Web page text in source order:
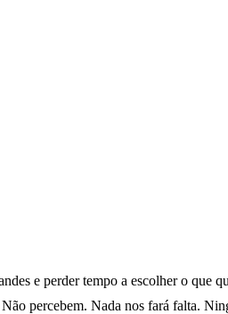
e perder tempo a escolher o que
percebem. Nada nos fará falta.